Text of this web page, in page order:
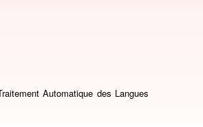
Automatique des Langues